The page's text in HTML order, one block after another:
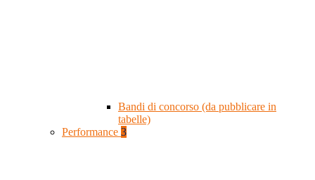
Bandi di concorso (da pubblicare in
tabelle)
Performance 3